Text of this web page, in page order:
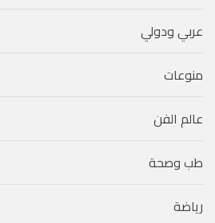
عربي ودولي
منوعات
عالم الفن
طب وصحة
رياضة